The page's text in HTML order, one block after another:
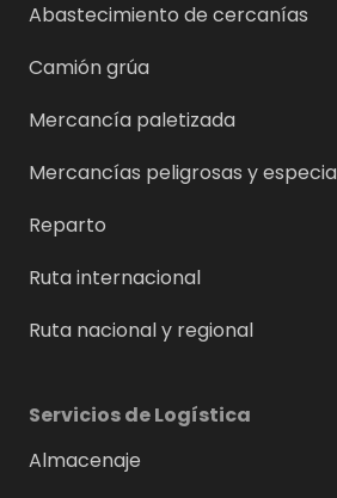
Abastecimiento de cercanías
Camión grúa
Mercancía paletizada
Mercancías peligrosas y
Reparto
Ruta internacional
Ruta nacional y regional
Servicios de Logística
Almacenaje